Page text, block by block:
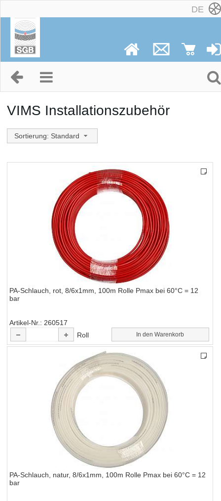
DE
VIMS Installationszubehör
Sortierung: Standard
PA-Schlauch, rot, 8/6x1mm, 100m Rolle Pmax bei 60°C = 12
bar
Artikel-Nr. 260517
Roll
In den Warenkorb
PA-Schlauch, natur, 8/6x1mm, 100m Rolle Pmax bei 60°C = 12
bar